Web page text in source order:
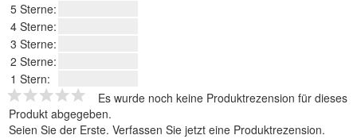
5 Sterne:
4 Sterne:
3 Sterne:
2 Sterne:
1 Stern:
Es wurde noch keine Produktrezension für dieses
Produkt abgegeben.
Seien Sie der Erste. Verfassen Sie jetzt eine Produktrezension.